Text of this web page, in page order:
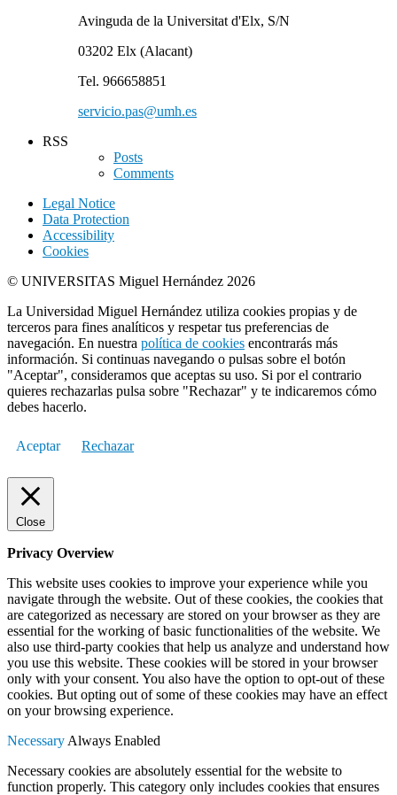
Avinguda de la Universitat d'Elx, S/N
03202 Elx (Alacant)
Tel. 966658851
servicio.pas@umh.es
RSS
Posts
Comments
Legal Notice
Data Protection
Accessibility
Cookies
© UNIVERSITAS Miguel Hernández 2026
La Universidad Miguel Hernández utiliza cookies propias y de
terceros para fines analíticos y respetar tus preferencias de
navegación. En nuestra política de cookies encontrarás más
información. Si continuas navegando o pulsas sobre el botón
"Aceptar", consideramos que aceptas su uso. Si por el contrario
quieres rechazarlas pulsa sobre "Rechazar" y te indicaremos cómo
debes hacerlo.
Aceptar Rechazar
Close
Privacy Overview
This website uses cookies to improve your experience while you
navigate through the website. Out of these cookies, the cookies that
are categorized as necessary are stored on your browser as they are
essential for the working of basic functionalities of the website. We
also use third-party cookies that help us analyze and understand how
you use this website. These cookies will be stored in your browser
only with your consent. You also have the option to opt-out of these
cookies. But opting out of some of these cookies may have an effect
on your browsing experience.
Necessary Always Enabled
Necessary cookies are absolutely essential for the website to
function properly. This category only includes cookies that ensures